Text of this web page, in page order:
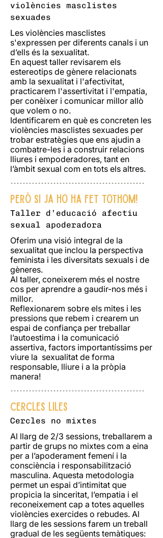
violències masclistes
sexuades
Les violències masclistes
s'expressen per diferents canals i un
d’ells és la sexualitat.
En aquest taller revisarem els
estereotips de gènere relacionats
amb la sexualitat i l'afectivitat,
practicarem l'assertivitat i l'empatia,
per conèixer i comunicar millor allò
que volem o no.
Identificarem en què es concreten les
violències masclistes sexuades per
trobar estratègies que ens ajudin a
combatre-les i a construir relacions
lliures i empoderadores, tant en
l’àmbit sexual com en tots els altres.
--------------------------------------------
Però si ja ho ha fet tothom!
Taller d’educació afectiu
sexual apoderadora
Oferim una visió integral de la
sexualitat que inclou la perspectiva
feminista i les diversitats sexuals i de
gèneres.
Al taller, coneixerem més el nostre
cos per aprendre a gaudir-nos més i
millor.
Reflexionarem sobre els mites i les
pressions que rebem i crearem un
espai de confiança per treballar
l’autoestima i la comunicació
assertiva, factors importantíssims per
viure la sexualitat de forma
responsable, lliure i a la pròpia
manera!
--------------------------------------------
CERCLES LILES
Cercles no mixtes
Al llarg de 2/3 sessions, treballarem a
partir de grups no mixtes com a eina
per a l’apoderament femení i la
consciència i responsabilització
masculina. Aquesta metodologia
permet un espai d’intimitat que
propicia la sinceritat, l’empatia i el
reconeixement cap a totes aquelles
violències exercides o rebudes. Al
llarg de les sessions farem un treball
gradual de les següents temàtiques: